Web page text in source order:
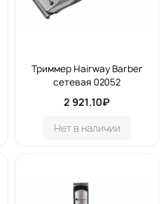
Триммер Hairway Barber
сетевая 02052
2 921.10₽
Нет в наличии